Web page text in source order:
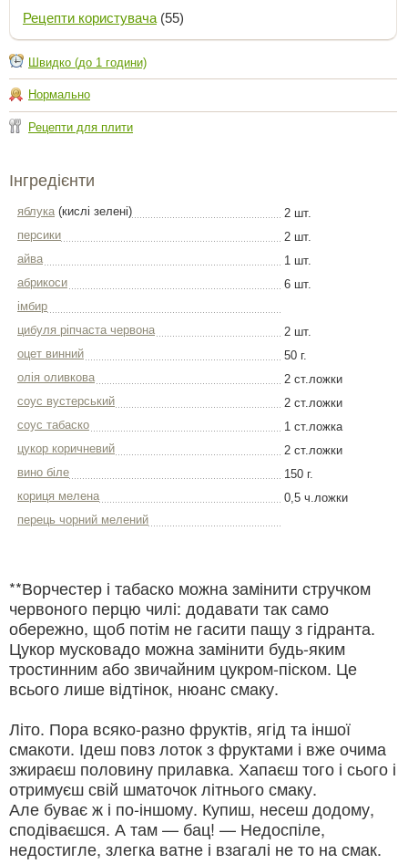
Рецепти користувача (55)
Швидко (до 1 години)
Нормально
Рецепти для плити
Інгредієнти
яблука(кислі зелені)
2 шт.
персики
2 шт.
айва
1 шт.
абрикоси
6 шт.
імбир
цибуля ріпчаста червона
2 шт.
оцет винний
50 г.
олія оливкова
2 ст.ложки
соус вустерський
2 ст.ложки
соус табаско
1 ст.ложка
цукор коричневий
2 ст.ложки
вино біле
150 г.
кориця мелена
0,5 ч.ложки
перець чорний мелений
**Ворчестер і табаско можна замінити стручком
червоного перцю чилі: додавати так само
обережно, щоб потім не гасити пащу з гідранта.
Цукор мусковадо можна замінити будь-яким
тростинним або звичайним цукром-піском. Це
всього лише відтінок, нюанс смаку.
Літо. Пора всяко-разно фруктів, ягід та іншої
смакоти. Ідеш повз лоток з фруктами і вже очима
зжираєш половину прилавка. Хапаєш того і сього і
отримуєш свій шматочок літнього смаку.
Але буває ж і по-іншому. Купиш, несеш додому,
сподіваєшся. А там — бац! — Недоспіле,
недостигле, злегка ватне і взагалі не то на смак.